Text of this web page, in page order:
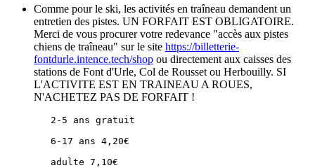
Comme pour le ski, les activités en traîneau demandent un
entretien des pistes. UN FORFAIT EST OBLIGATOIRE.
Merci de vous procurer votre redevance "accès aux pistes
chiens de traîneau" sur le site https://billetterie-
fontdurle.intence.tech/shop ou directement aux caisses des
stations de Font d'Urle, Col de Rousset ou Herbouilly. SI
L'ACTIVITE EST EN TRAINEAU A ROUES,
N'ACHETEZ PAS DE FORFAIT !
        2-5 ans gratuit
        6-17 ans 4,20€
        adulte 7,10€